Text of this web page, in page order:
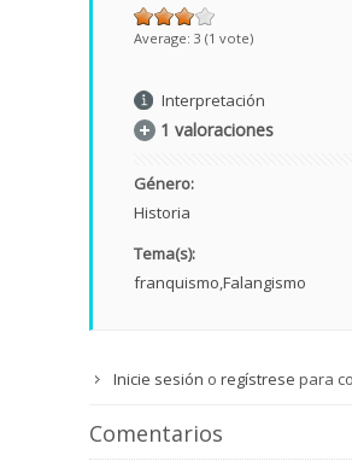
Average: 3 (1 vote)
Interpretación
1 valoraciones
Género:
Historia
Tema(s):
franquismo Falangismo
Inicie sesión o regístrese para
Comentarios